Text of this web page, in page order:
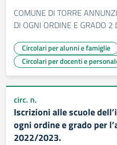
COMUNE DI TORRE
DI OGNI ORDINE E GRADO 2
Circolari per alunni e famiglie
Circolari per docenti e
circ. n.
Iscrizioni alle scuole
ogni ordine e grado per
2022/2023.